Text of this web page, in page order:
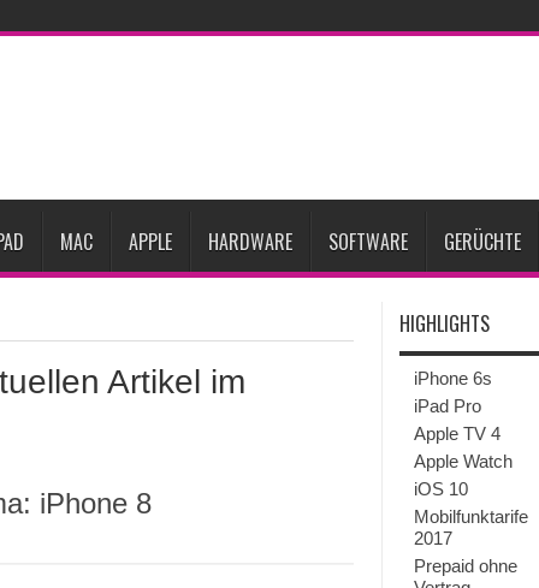
steigen
mit Kameras sollen bereits im September erscheinen
2. Quartal
MAC APPLE HARDWARE SOFTWARE GERÜCHTE
Artikel im
iPhone 8
HIGHLIGHTS
iPhone 6s
iPad Pro
Apple TV 4
Apple Watch
iOS 10
Mobilfunktarife
2017
Prepaid ohne